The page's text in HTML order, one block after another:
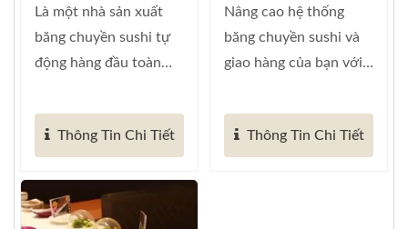
Giao Hàng Thực
Phẩm Tự Động
Lớn: Hệ Thống Băng
Chuyền Sushi Tự
Động Đã Được
Là một nhà sản xuất
băng chuyền sushi tự
động hàng đầu toàn
Thông Tin Chi Tiết
Cầu Về Tự Động Hóa
Nhà Hàng Thông
Minh)
Nâng cao hệ thống
băng chuyền sushi và
giao hàng của bạn với
Thông Tin Chi Tiết